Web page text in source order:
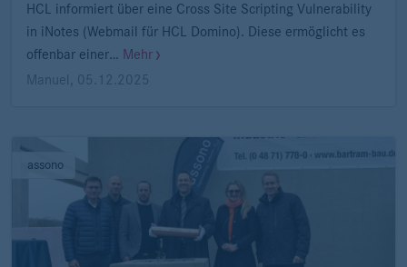
HCL informiert über eine Cross Site Scripting Vulnerability
in iNotes (Webmail für HCL Domino). Diese ermöglicht es
offenbar einer… Mehr
Manuel
05.12.2025
assono